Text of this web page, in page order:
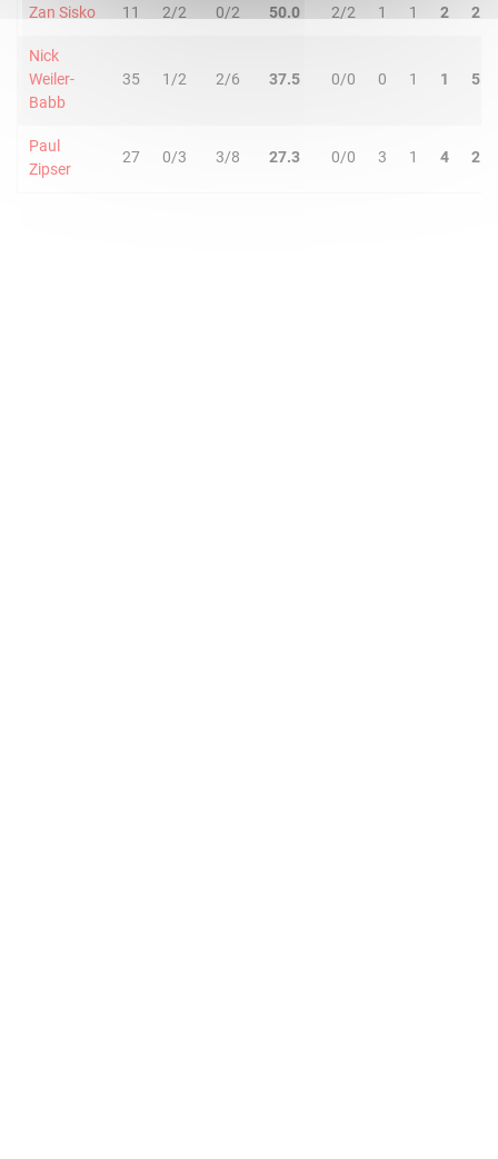
Zan Sisko 11 2/2 0/2 50.0 2/2 1 1 2 2
Nick
Weiler-
Babb
35 1/2 2/6 37.5 0/0 0 1 1 5
Paul
Zipser
27 0/3 3/8 27.3 0/0 3 1 4 2